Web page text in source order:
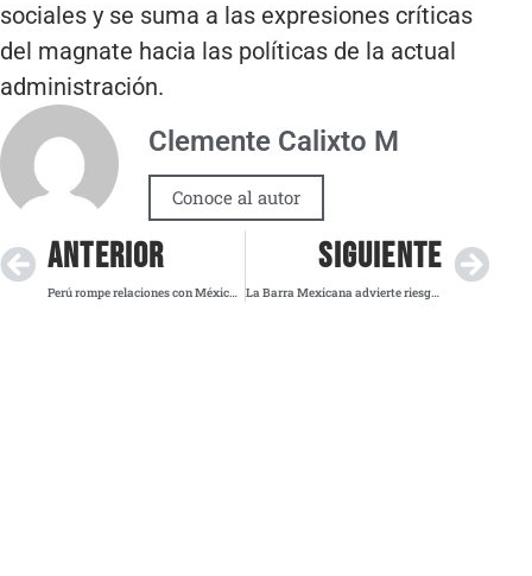
sociales y se suma a las expresiones críticas
del magnate hacia las políticas de la actual
administración.
Clemente Calixto M
Conoce al autor
ANTERIOR
Perú rompe relaciones con México por el asilo a Betssy Chávez; México defiende su decisión
SIGUIENTE
La Barra Mexicana advierte riesgo al principio de cosa juzgada tras consulta en la Corte